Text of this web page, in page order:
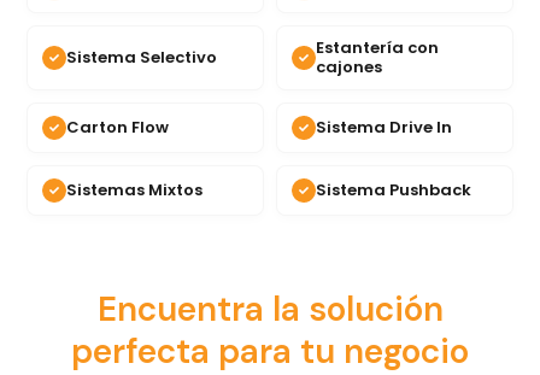
Sistema Selectivo
Estantería con
cajones
Carton Flow Sistema Drive In
Sistemas Mixtos Sistema Pushback
Encuentra la solución
perfecta para tu negocio